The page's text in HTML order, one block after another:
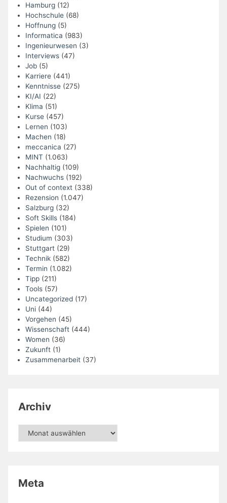
Hamburg(12)
Hochschule(68)
Hoffnung(5)
Informatica (983)
Ingenieurwesen (3)
Interviews(47)
Job(5)
Karriere(441)
Kenntnisse(275)
KI/AI (22)
Klima (51)
Kurse(457)
Lernen (103)
Machen (18)
meccanica (27)
MINT (1.063)
Nachhaltig(109)
Nachwuchs(192)
Out of context(338)
Rezension (1.047)
Salzburg(32)
Soft Skills(184)
Spielen (101)
Studium (303)
Stuttgart(29)
Technik(582)
Termin (1.082)
Tipp(211)
Tools(57)
Uncategorized(17)
Uni(44)
Vorgehen (45)
Wissenschaft(444)
Women (36)
Zukunft(1)
Zusammenarbeit(37)
Archiv
Archiv
Meta